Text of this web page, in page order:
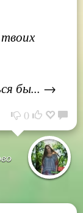
бы... →
0